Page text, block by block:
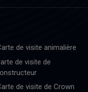
de visite animalière
de visite de
de visite de Crown